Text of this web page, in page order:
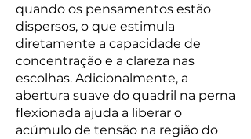
quando os pensamentos estão
dispersos, o que estimula
diretamente a capacidade de
concentração e a clareza nas
escolhas. Adicionalmente, a
abertura suave do quadril na perna
flexionada ajuda a liberar o
acúmulo de tensão na região do